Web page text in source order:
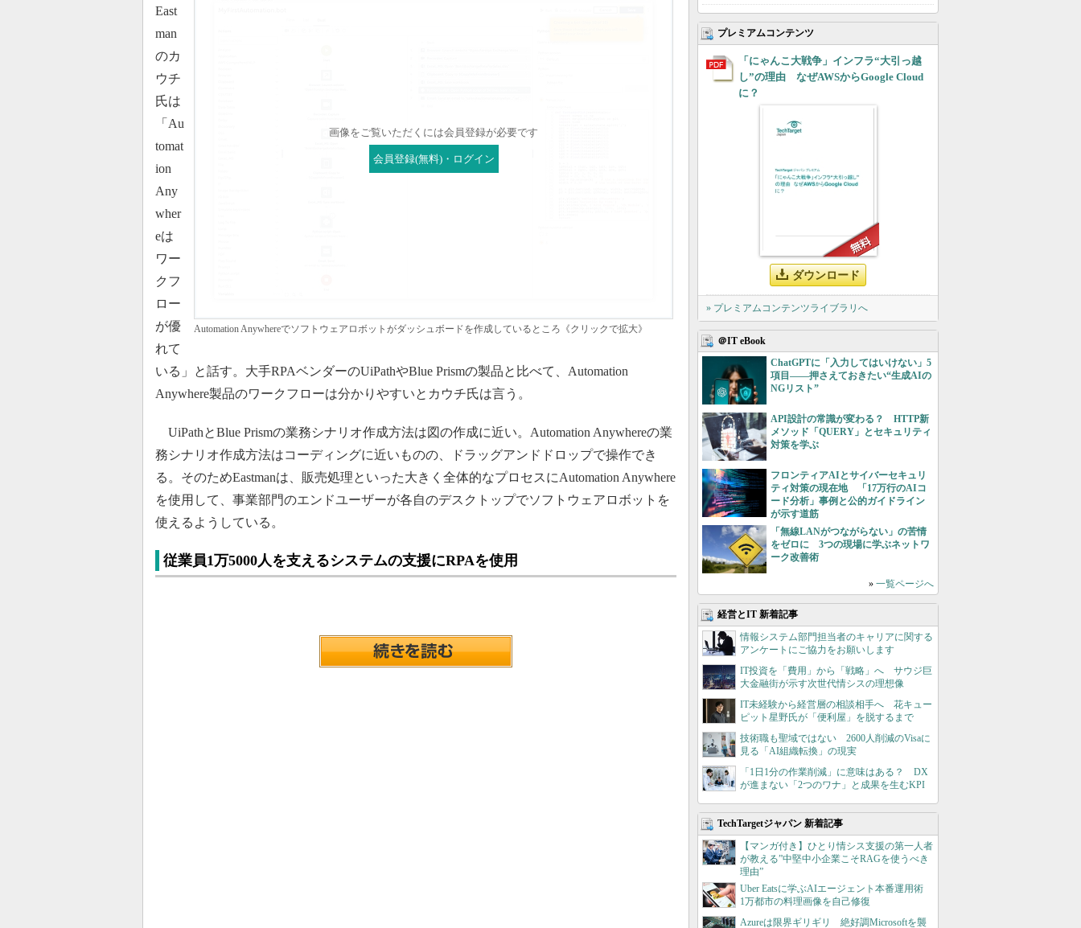
画像をご覧いただくには会員登録が必要です
会員登録(無料)・ログイン
Automation Anywhereでソフトウェアロボットがダッシュボードを作成しているところ《クリックで拡大》
East
man
のカ
ウチ
氏は
「Au
tomat
ion
Any
wher
eは
ワー
クフ
ロー
が優
れて
いる」と話す。大手RPAベンダーのUiPathやBlue Prismの製品と比べて、Automation
Anywhere製品のワークフローは分かりやすいとカウチ氏は言う。
UiPathとBlue Prismの業務シナリオ作成方法は図の作成に近い。Automation Anywhereの業
務シナリオ作成方法はコーディングに近いものの、ドラッグアンドドロップで操作でき
る。そのためEastmanは、販売処理といった大きく全体的なプロセスにAutomation Anywhere
を使用して、事業部門のエンドユーザーが各自のデスクトップでソフトウェアロボットを
使えるようしている。
従業員1万5000人を支えるシステムの支援にRPAを使用
プレミアムコンテンツ
「にゃんこ大戦争」インフラ“大引っ越
し”の理由 なぜAWSからGoogle Cloud
に？
ダウンロード
» プレミアムコンテンツライブラリへ
＠IT eBook
ChatGPTに「入力してはいけない」5
項目――押さえておきたい“生成AIの
NGリスト”
API設計の常識が変わる？ HTTP新
メソッド「QUERY」とセキュリティ
対策を学ぶ
フロンティアAIとサイバーセキュリ
ティ対策の現在地 「17万行のAIコ
ード分析」事例と公的ガイドライン
が示す道筋
「無線LANがつながらない」の苦情
をゼロに 3つの現場に学ぶネットワ
ーク改善術
» 一覧ページへ
経営とIT 新着記事
情報システム部門担当者のキャリアに関する
アンケートにご協力をお願いします
IT投資を「費用」から「戦略」へ サウジ巨
大金融街が示す次世代情シスの理想像
IT未経験から経営層の相談相手へ 花キュー
ピット星野氏が「便利屋」を脱するまで
技術職も聖域ではない 2600人削減のVisaに
見る「AI組織転換」の現実
「1日1分の作業削減」に意味はある？ DX
が進まない「2つのワナ」と成果を生むKPI
TechTargetジャパン 新着記事
【マンガ付き】ひとり情シス支援の第一人者
が教える”中堅中小企業こそRAGを使うべき
理由”
Uber Eatsに学ぶAIエージェント本番運用術
1万都市の料理画像を自己修復
Azureは限界ギリギリ 絶好調Microsoftを襲